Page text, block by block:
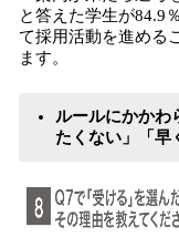
と答えた学生が84.9
て採用活動を進める
ます。
ルールにかかわ
たくない」「早